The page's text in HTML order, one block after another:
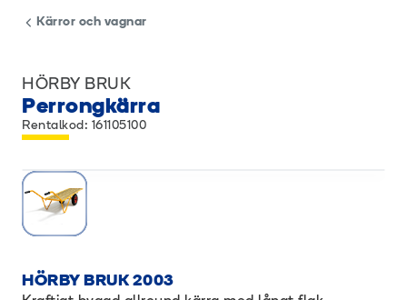
Kärror och vagnar
HÖRBY BRUK
Perrongkärra
Rentalkod: 161105100
HÖRBY BRUK 2003